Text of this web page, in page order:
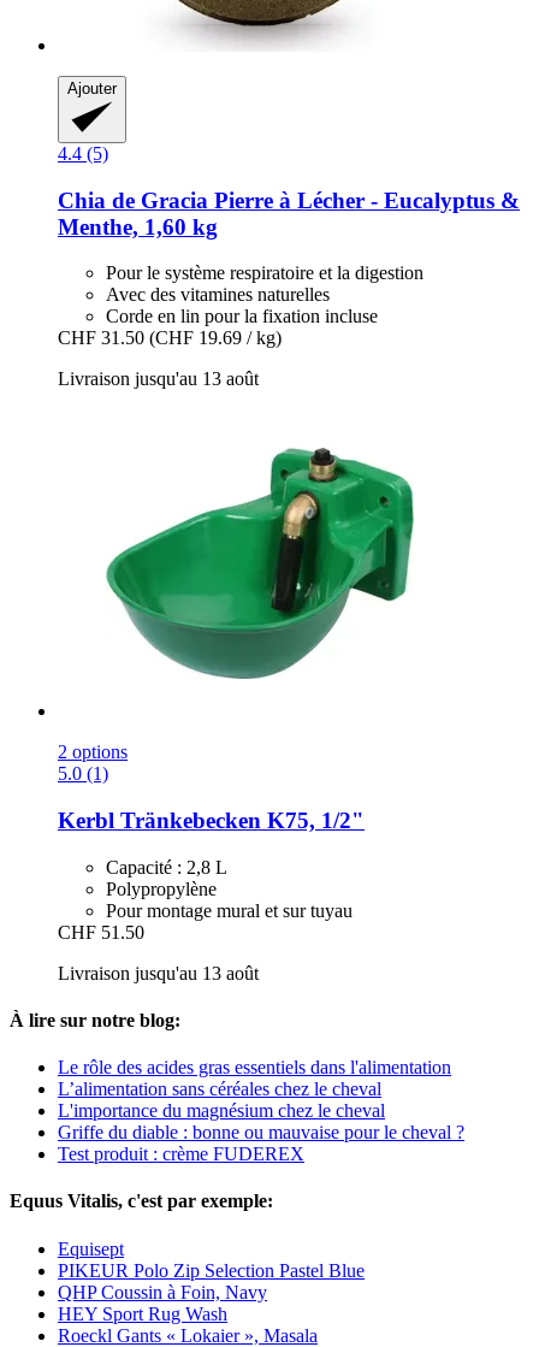
Ajouter
4.4 (5)
Chia de Gracia Pierre à Lécher -​ Eucalyptus &
Menthe, 1,60 kg
Pour le système respiratoire et la digestion
Avec des vitamines naturelles
Corde en lin pour la fixation incluse
CHF 31.50 (CHF 19.69 / kg)
Livraison jusqu'au 13 août
2 options
5.0 (1)
Kerbl Tränkebecken K75, 1/2"
Capacité : 2,8 L
Polypropylène
Pour montage mural et sur tuyau
CHF 51.50
Livraison jusqu'au 13 août
À lire sur notre blog:
Le rôle des acides gras essentiels dans l'alimentation
L’alimentation sans céréales chez le cheval
L'importance du magnésium chez le cheval
Griffe du diable : bonne ou mauvaise pour le cheval ?
Test produit : crème FUDEREX
Equus Vitalis, c'est par exemple:
Equisept
PIKEUR Polo Zip Selection Pastel Blue
QHP Coussin à Foin, Navy
HEY Sport Rug Wash
Roeckl Gants « Lokaier », Masala